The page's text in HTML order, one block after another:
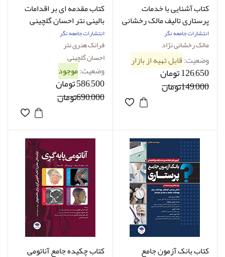
کتاب آشنایی با خدمات
پرستاری تالیف مالک رخشانی
نژاد
انتشارات جامعه نگر
مالک رخشانی نژاد
وضعیت:قابل تهیه از بازار
126,650 تومان
149,000تومان
کتاب مقدمه ای بر اقدامات
بالینی نتر احسان گلچینی
انتشارات جامعه نگر
فرانک هنری نتر
احسان گلچینی
وضعیت:موجود
586,500 تومان
690,000تومان
کتاب بانک آزمون جامع کتاب چکیده جامع آناتومی